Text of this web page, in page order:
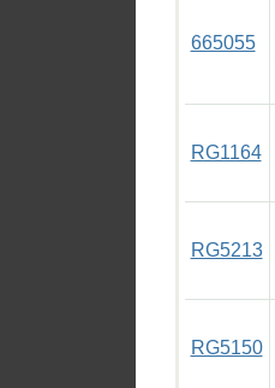
665055
RG1164
RG5213
RG5150